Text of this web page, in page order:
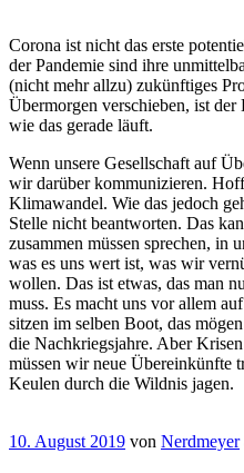
Corona ist nicht das erste
der Pandemie sind ihre
(nicht mehr allzu) zukünftiges
Übermorgen verschieben, ist
wie das gerade läuft.
Wenn unsere Gesellschaft auf
wir darüber kommunizieren.
Klimawandel. Wie das jedoch
Stelle nicht beantworten. Das
zusammen müssen sprechen, in
was es uns wert ist, was wir
wollen. Das ist etwas, das man
muss. Es macht uns vor allem
sitzen im selben Boot, das
die Nachkriegsjahre. Aber
müssen wir neue Übereinkünfte
Keulen durch die Wildnis jagen.
10. August 2019 von Nerdmeyer